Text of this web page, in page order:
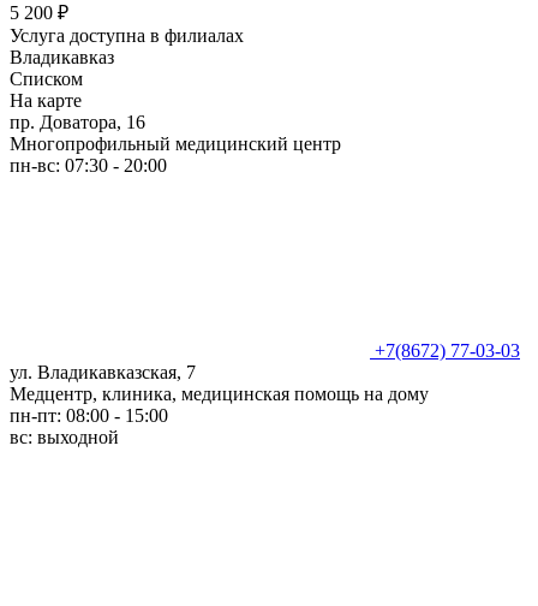
5 200 ₽
Услуга доступна в филиалах
Владикавказ
Списком
На карте
пр. Доватора, 16
Многопрофильный медицинский центр
пн-вс: 07:30 - 20:00
+7(8672) 77-03-03
ул. Владикавказская, 7
Медцентр, клиника, медицинская помощь на дому
пн-пт: 08:00 - 15:00
вс: выходной